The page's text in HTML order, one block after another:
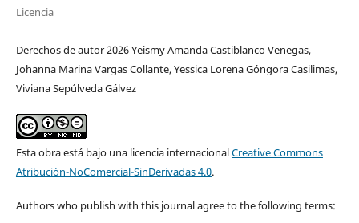
Licencia
Derechos de autor 2026 Yeismy Amanda Castiblanco Venegas,
Johanna Marina Vargas Collante, Yessica Lorena Góngora Casilimas,
Viviana Sepúlveda Gálvez
Esta obra está bajo una licencia internacionalCreative Commons
Atribución-NoComercial-SinDerivadas 4.0.
Authors who publish with this journal agree to the following terms: